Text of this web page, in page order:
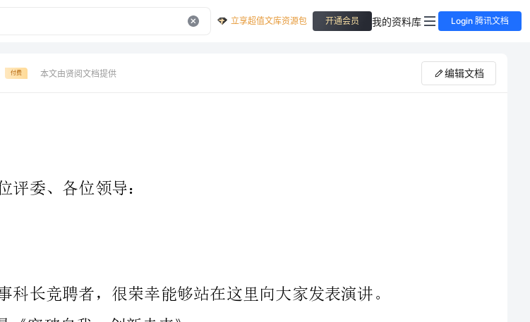
立享超值文库资源包 开通会员 我的资料库 Login 腾讯文档
付费 本文由贤阅文档提供 编辑文档
未来是属于那些有创新精神的人，只有敢于挑战自我的人才能站